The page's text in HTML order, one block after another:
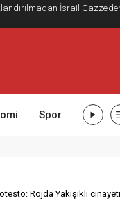
İsrail
Spor
Rojda Yakışıklı